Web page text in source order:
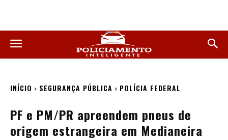
INÍCIO SEGURANÇA PÚBLICA POLÍCIA FEDERAL
PF e PM/PR apreendem pneus de
origem estrangeira em Medianeira